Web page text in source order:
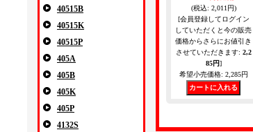
40515B
40515K
40515P
405A
405B
405K
405P
4132S
(税込: 2,011円)
[会員登録してログイン
していただくと今の販売
価格からさらにお値引き
させていただきます: 2,2
85円]
希望小売価格: 2,285円